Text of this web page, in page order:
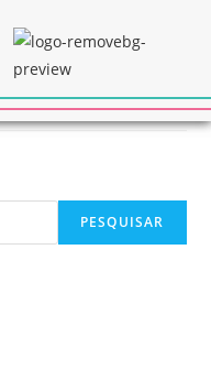
PESQUISAR